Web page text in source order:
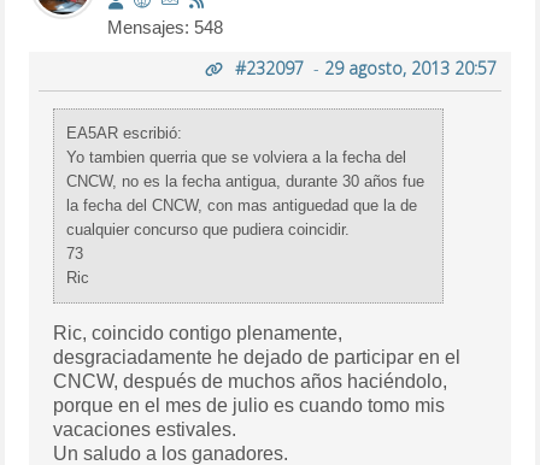
Mensajes: 548
#232097- 29 agosto, 2013 20:57
EA5AR escribió:
Yo tambien querria que se volviera a la fecha del
CNCW, no es la fecha antigua, durante 30 años fue
la fecha del CNCW, con mas antiguedad que la de
cualquier concurso que pudiera coincidir.
73
Ric
Ric, coincido contigo plenamente,
desgraciadamente he dejado de participar en el
CNCW, después de muchos años haciéndolo,
porque en el mes de julio es cuando tomo mis
vacaciones estivales.
Un saludo a los ganadores.